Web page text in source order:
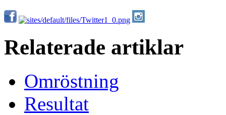
Relaterade artiklar
Omröstning
Resultat